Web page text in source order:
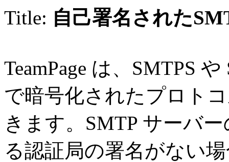
Title: 自己署名された
TeamPage は、SMTPS
で暗号化されたプロト
きます。SMTP サーバ
る認証局の署名がない場